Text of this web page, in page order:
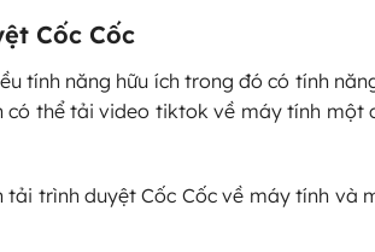
Cốc Cốc
tính năng hữu ích trong đó có tính
thể tải video tiktok về máy tính một
trình duyệt Cốc Cốc về máy tính và